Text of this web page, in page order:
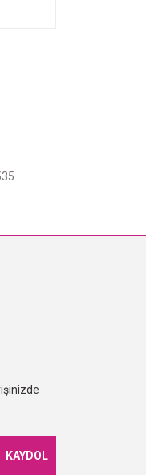
KAYDOL